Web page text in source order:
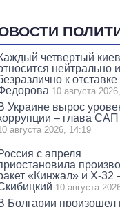
четвертый
нейтрально
к отставке
10 августа
Украине вырос
– глава САП
августа 2026, 14:19
с апреля
«Кинжал» и Х-32
10 августа
Болгарии произошел